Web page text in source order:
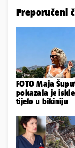
Preporučeni
FOTO Maja
pokazala je
tijelo u bikiniju